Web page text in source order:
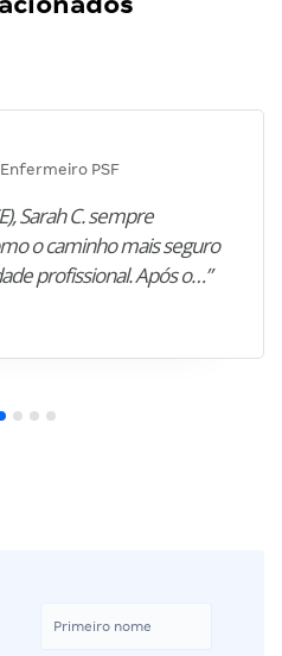
PSF
Sarah C. sempre
o caminho mais seguro
profissional. Após o…”